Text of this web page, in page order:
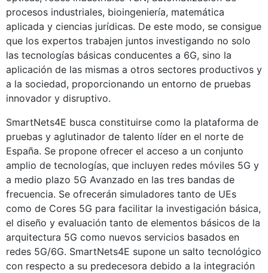
procesos industriales, bioingeniería, matemática
aplicada y ciencias jurídicas. De este modo, se consigue
que los expertos trabajen juntos investigando no solo
las tecnologías básicas conducentes a 6G, sino la
aplicación de las mismas a otros sectores productivos y
a la sociedad, proporcionando un entorno de pruebas
innovador y disruptivo.
SmartNets4E busca constituirse como la plataforma de
pruebas y aglutinador de talento líder en el norte de
España. Se propone ofrecer el acceso a un conjunto
amplio de tecnologías, que incluyen redes móviles 5G y
a medio plazo 5G Avanzado en las tres bandas de
frecuencia. Se ofrecerán simuladores tanto de UEs
como de Cores 5G para facilitar la investigación básica,
el diseño y evaluación tanto de elementos básicos de la
arquitectura 5G como nuevos servicios basados en
redes 5G/6G. SmartNets4E supone un salto tecnológico
con respecto a su predecesora debido a la integración